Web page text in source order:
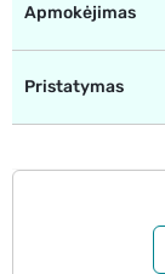
Apmokėjimas
Pristatymas